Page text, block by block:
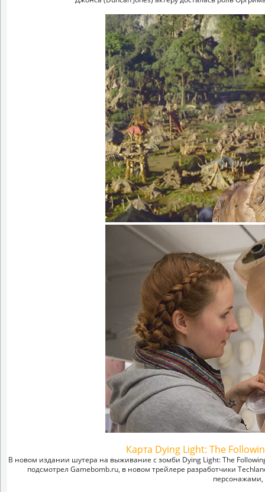
Карта Dying Light: The
В новом издании шутера на выживание с зомби Dying Light: The
подсмотрел Gamebomb.ru, в новом трейлере разработчики